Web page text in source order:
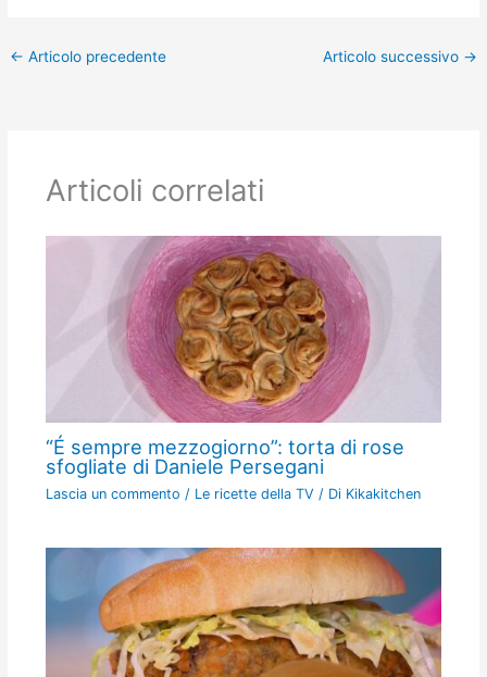
← Articolo precedente Articolo successivo →
Articoli correlati
“É sempre mezzogiorno”: torta di rose
sfogliate di Daniele Persegani
Lascia un commento / Le ricette della TV / Di Kikakitchen